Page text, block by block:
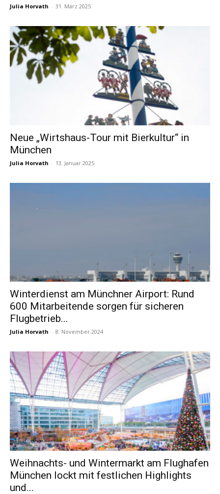
Julia Horvath - 31. März 2025
Neue „Wirtshaus-Tour mit Bierkultur“ in
München
Julia Horvath - 13. Januar 2025
Winterdienst am Münchner Airport: Rund
600 Mitarbeitende sorgen für sicheren
Flugbetrieb...
Julia Horvath - 8. November 2024
Weihnachts- und Wintermarkt am Flughafen
München lockt mit festlichen Highlights
und...